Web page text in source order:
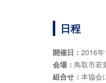
日程
開催日： 2016
会場： 鳥取市若
組合せ： 本協会